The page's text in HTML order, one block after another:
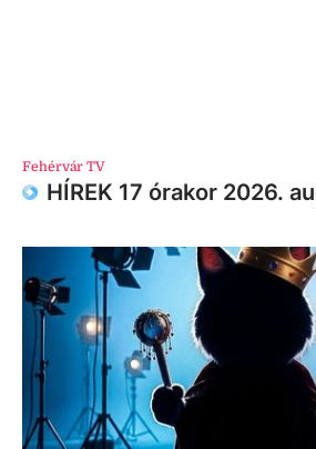
Fehérvár TV
HÍREK 17 órakor 2026.